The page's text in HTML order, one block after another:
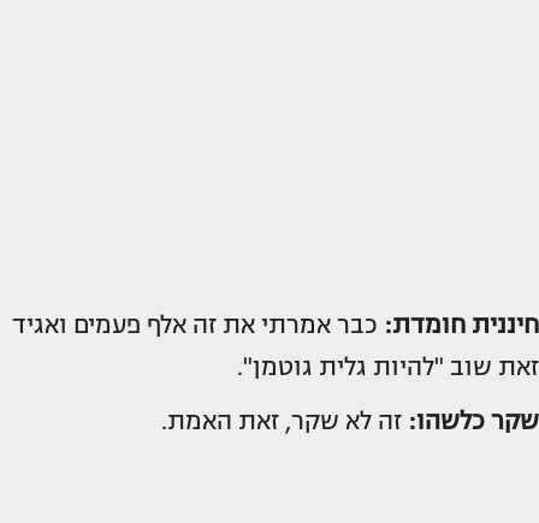
חיננית חומדת: כבר אמרתי את זה אלף פעמים ואגיד
זאת שוב "להיות גלית גוטמן".
שקר כלשהו: זה לא שקר, זאת האמת.